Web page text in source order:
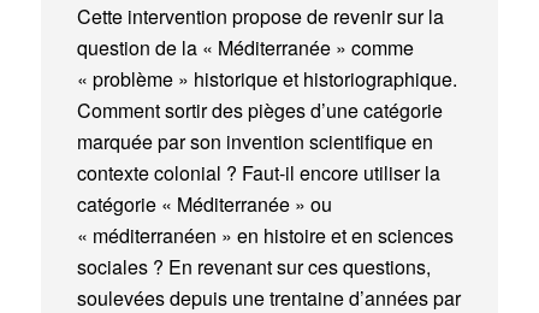
Cette intervention propose de revenir sur la
question de la « Méditerranée » comme
« problème » historique et historiographique.
Comment sortir des pièges d’une catégorie
marquée par son invention scientifique en
contexte colonial ? Faut-il encore utiliser la
catégorie « Méditerranée » ou
« méditerranéen » en histoire et en sciences
sociales ? En revenant sur ces questions,
soulevées depuis une trentaine d’années par